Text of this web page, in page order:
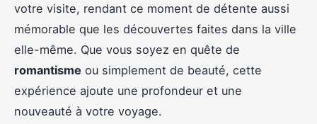
votre visite, rendant ce moment de détente aussi
mémorable que les découvertes faites dans la ville
elle-même. Que vous soyez en quête de
romantisme ou simplement de beauté, cette
expérience ajoute une profondeur et une
nouveauté à votre voyage.